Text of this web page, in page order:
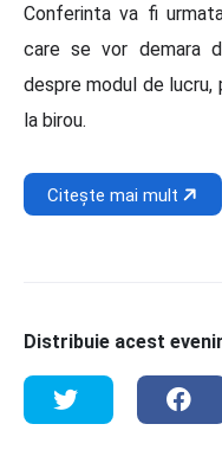
Conferinta va fi
care se vor demara
despre modul de
la birou.
Citește mai mult
Distribuie acest